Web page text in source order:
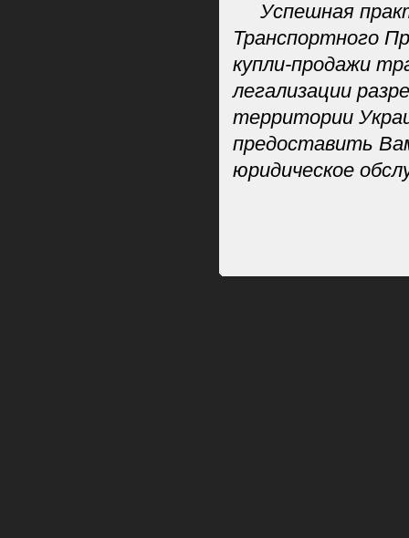
Успешная
Транспортного
купли-продажи
легализации
территории
предоставить
юридическое